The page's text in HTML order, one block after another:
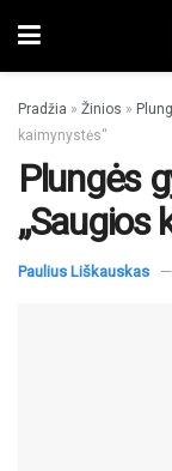
Pradžia » Žinios »
kaimynystės“
Plungės
„Saugios
Paulius Liškauskas